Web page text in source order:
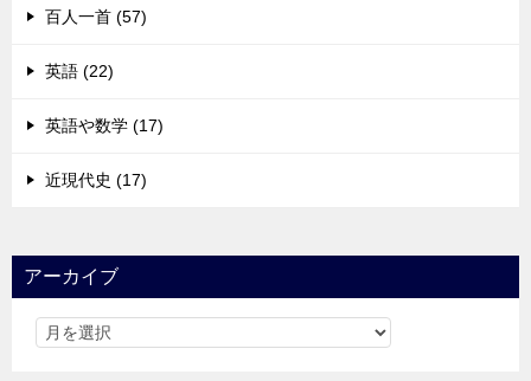
百人一首 (57)
英語 (22)
英語や数学 (17)
近現代史 (17)
アーカイブ